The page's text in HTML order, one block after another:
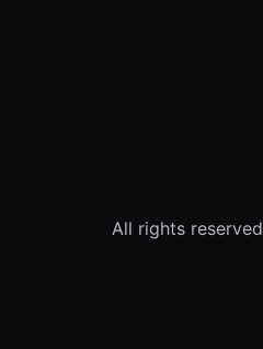
All rights reserved